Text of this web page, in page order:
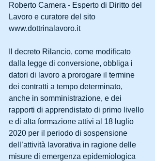
Roberto Camera - Esperto di Diritto del
Lavoro e curatore del sito
www.dottrinalavoro.it
Il decreto Rilancio, come modificato
dalla legge di conversione, obbliga i
datori di lavoro a prorogare il termine
dei contratti a tempo determinato,
anche in somministrazione, e dei
rapporti di apprendistato di primo livello
e di alta formazione attivi al 18 luglio
2020 per il periodo di sospensione
dell’attività lavorativa in ragione delle
misure di emergenza epidemiologica